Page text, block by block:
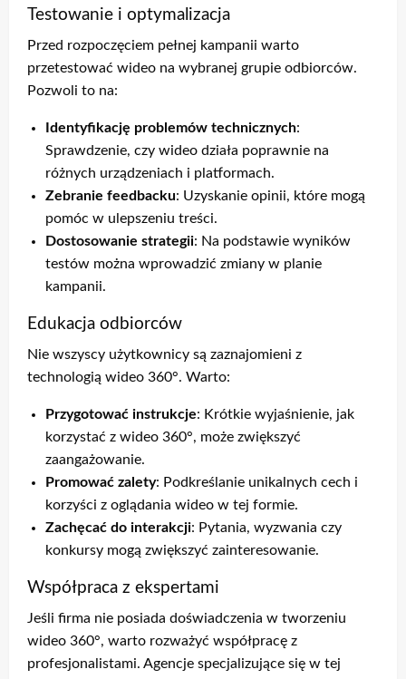
Testowanie i optymalizacja
Przed rozpoczęciem pełnej kampanii warto
przetestować wideo na wybranej grupie odbiorców.
Pozwoli to na:
Identyfikację problemów technicznych:
Sprawdzenie, czy wideo działa poprawnie na
różnych urządzeniach i platformach.
Zebranie feedbacku: Uzyskanie opinii, które mogą
pomóc w ulepszeniu treści.
Dostosowanie strategii: Na podstawie wyników
testów można wprowadzić zmiany w planie
kampanii.
Edukacja odbiorców
Nie wszyscy użytkownicy są zaznajomieni z
technologią wideo 360°. Warto:
Przygotować instrukcje: Krótkie wyjaśnienie, jak
korzystać z wideo 360°, może zwiększyć
zaangażowanie.
Promować zalety: Podkreślanie unikalnych cech i
korzyści z oglądania wideo w tej formie.
Zachęcać do interakcji: Pytania, wyzwania czy
konkursy mogą zwiększyć zainteresowanie.
Współpraca z ekspertami
Jeśli firma nie posiada doświadczenia w tworzeniu
wideo 360°, warto rozważyć współpracę z
profesjonalistami. Agencje specjalizujące się w tej